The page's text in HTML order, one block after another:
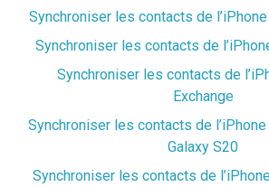
Synchroniser les contacts de
Synchroniser les contacts de
Synchroniser les contacts de l’iPhone 11 avec
Exchange
Synchroniser les contacts de l’iPhone avec le Samsung
Galaxy S20
Synchroniser les contacts de